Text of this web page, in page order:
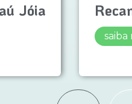
Jóia
saiba